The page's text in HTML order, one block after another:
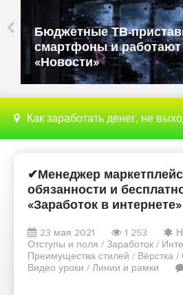
Бюджетные ТВ-
смартфоны и работают
«Новости»
Как заработать денег, не выходя из дома, мы
✔Менеджер
обязанности и
«Заработок в интернете»
23 мая 2021 1 253
Отступы и поля / Заработок /
Преимущества стилей / Вёрстка /
Видео уроки / Линии и рамки